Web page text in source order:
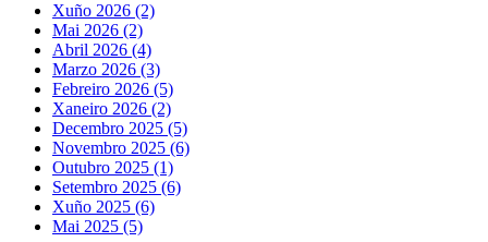
Xuño 2026 (2)
Mai 2026 (2)
Abril 2026 (4)
Marzo 2026 (3)
Febreiro 2026 (5)
Xaneiro 2026 (2)
Decembro 2025 (5)
Novembro 2025 (6)
Outubro 2025 (1)
Setembro 2025 (6)
Xuño 2025 (6)
Mai 2025 (5)